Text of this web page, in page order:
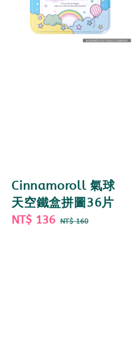
Cinnamoroll 氣球
天空鐵盒拼圖36片
Sale
NT$ 136 Regular
NT$ 160